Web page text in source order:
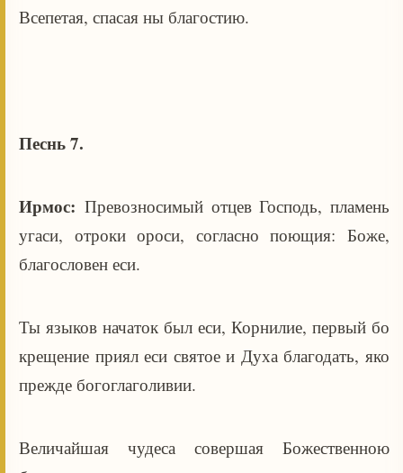
Всепетая, спасая ны благостию.
Песнь 7.
Ирмос: Превозносимый отцев Господь, пламень
угаси, отроки ороси, согласно поющия: Боже,
благословен еси.
Ты языков начаток был еси, Корнилие, первый бо
крещение приял еси святое и Духа благодать, яко
прежде богоглаголивии.
Величайшая чудеса совершая Божественною